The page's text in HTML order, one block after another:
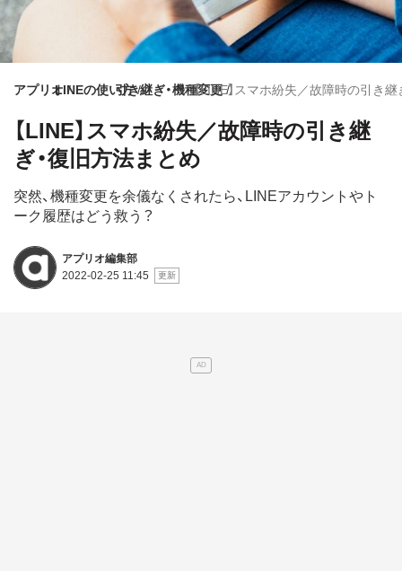
移
動
アプリオLINEの使い方引き継ぎ・機種変更【LINE】スマホ紛失／故障時の引き
【LINE】スマホ紛失／故障時の引き継
ぎ・復旧方法まとめ
突然、機種変更を余儀なくされたら、LINEアカウントやト
ーク履歴はどう救う？
アプリオ編集部
2022-02-25 11:45